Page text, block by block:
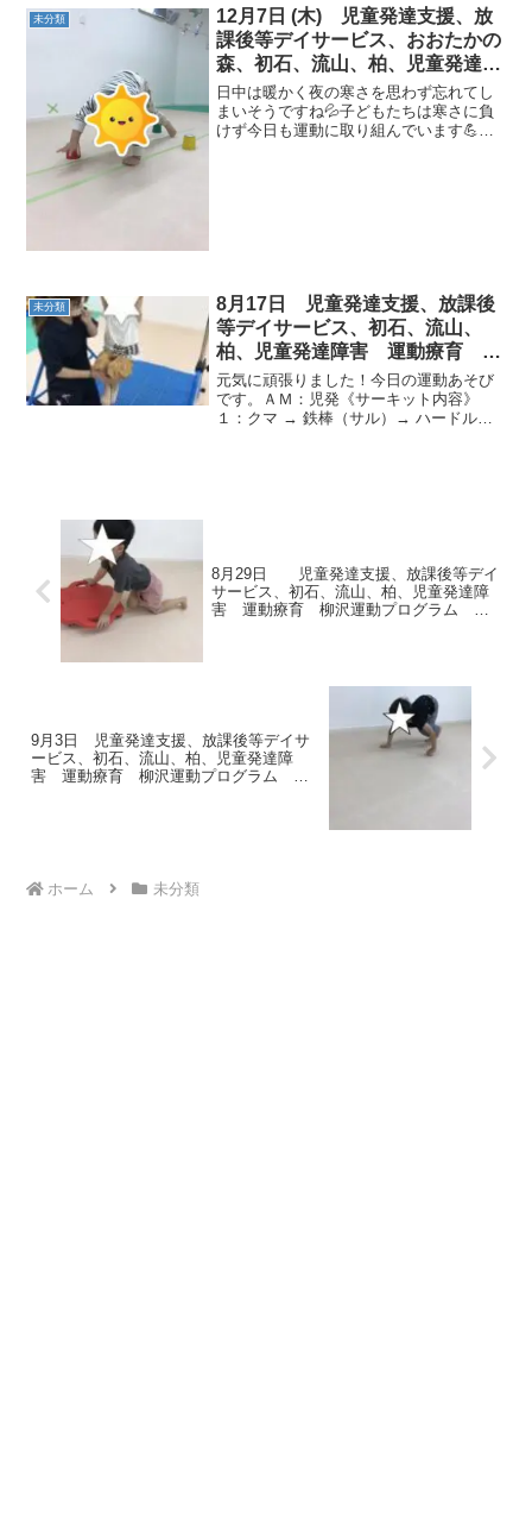
児発≫くま→とびばこ→カンガルーカッ
プたっち ジグザグカ...
未分類
12月7日 (木) 児童発達支援、放
課後等デイサービス、おおたかの
森、初石、流山、柏、児童発達障
害 運動療育 柳沢運動プログラ
ム こども発達気になる 発達障
害 放デイ 自閉症 ADHD ア
日中は暖かく夜の寒さを思わず忘れてし
まいそうですね💦子どもたちは寒さに負
けず今日も運動に取り組んでいます💪🔥
未分類
8月17日 児童発達支援、放課後
等デイサービス、初石、流山、
柏、児童発達障害 運動療育 柳
沢運動プログラム こども発達気
になる 発達障害 放デ
元気に頑張りました！今日の運動あそび
です。ＡＭ：児発《サーキット内容》
１：クマ → 鉄棒（サル）→ ハードル走
8月29日 児童発達支援、放課後等デイ
サービス、初石、流山、柏、児童発達障
害 運動療育 柳沢運動プログラム こ
9月3日 児童発達支援、放課後等デイサ
ービス、初石、流山、柏、児童発達障
害 運動療育 柳沢運動プログラム こ
ホーム 未分類